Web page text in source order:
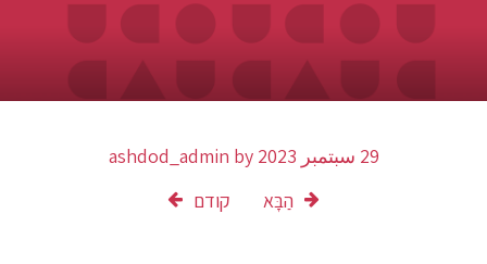
29 سبتمبر 2023 by
ashdod_admin
קודם
הַבָּא